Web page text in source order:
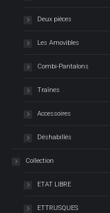
Deux pièces
Les Amovibles
Combi-Pantalons
Traînes
Accessoires
Déshabillés
Collection
ETAT LIBRE
ETTRUSQUES